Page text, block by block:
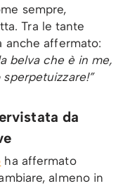
sempre,
Tra le tante
anche affermato:
belva che è in me,
da
ha affermato
almeno in